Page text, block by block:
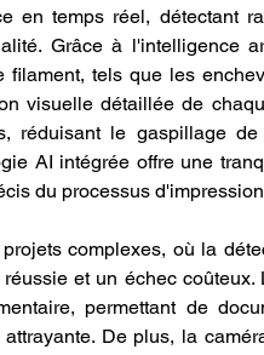
en temps réel, détectant
Grâce à l'intelligence
tels que les
visuelle détaillée de
réduisant le gaspillage de
AI intégrée offre une
du processus
complexes, où la
et un échec coûteux.
permettant de
De plus, la